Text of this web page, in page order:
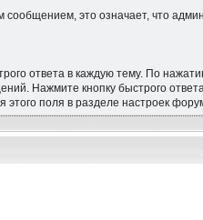
это означает, что
ответа в каждую тему. По
Нажмите кнопку быстрого
поля в разделе настроек